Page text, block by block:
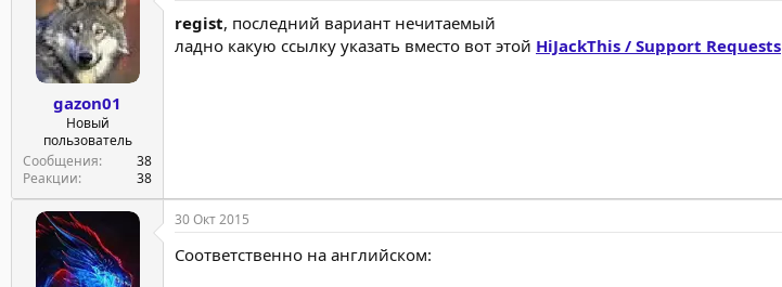
gazon01
Новый
пользователь
Сообщения
38
Реакции
38
regist, последний вариант нечитаемый
ладно какую ссылку указать вместо вот этой HiJackThis / Support Requests
30 Окт 2015
Соответственно на английском: